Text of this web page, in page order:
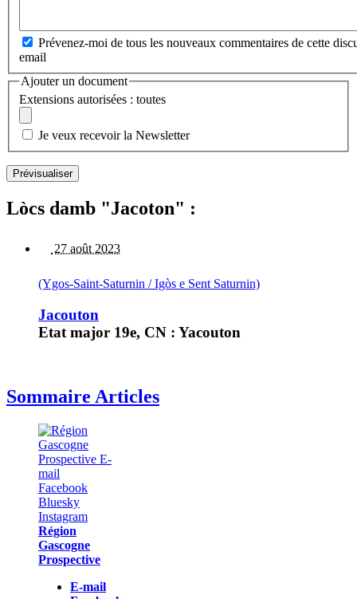
Prévenez-moi de tous les nouveaux commentaires de cette
email
Ajouter un document
Extensions autorisées : toutes
Je veux recevoir la Newsletter
Lòcs damb "Jacoton" :
27 août 2023
(Ygos-Saint-Saturnin / Igòs e Sent Saturnin)
Jacouton
Etat major 19e, CN : Yacouton
Sommaire Articles
Région
Gascogne
Prospective
E-mail